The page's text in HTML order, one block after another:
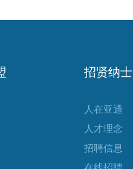
招贤纳士
人在亚通
人才理念
招聘信息